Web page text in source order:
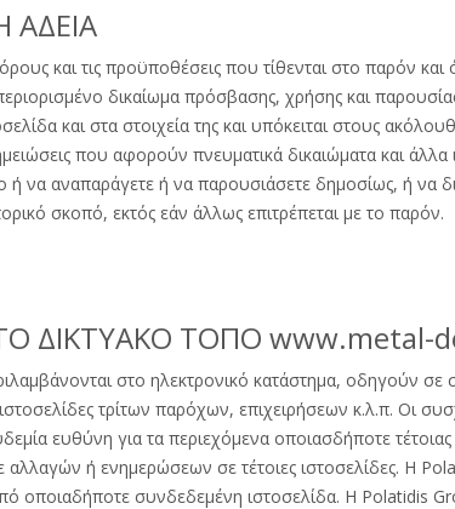
ΑΔΕΙΑ
και τις προϋποθέσεις που τίθενται στο παρόν
δικαίωμα πρόσβασης, χρήσης και
και στα στοιχεία της και υπόκειται στους
που αφορούν πνευματικά δικαιώματα και
ή να αναπαράγετε ή να παρουσιάσετε δημοσίως, ή να
σκοπό, εκτός εάν άλλως επιτρέπεται με το παρόν.
ΔΙΚΤΥΑΚΟ ΤΟΠΟ www.metal-
στο ηλεκτρονικό κατάστημα, οδηγούν σε
τρίτων παρόχων, επιχειρήσεων κ.λ.π. Οι
ευθύνη για τα περιεχόμενα οποιασδήποτε
ή ενημερώσεων σε τέτοιες ιστοσελίδες. Η
οποιαδήποτε συνδεδεμένη ιστοσελίδα. Η Polatidis